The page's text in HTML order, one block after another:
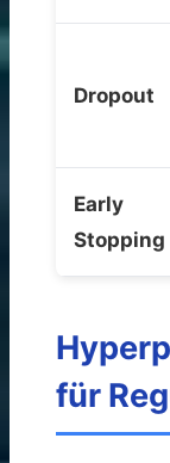
Dropout
Early
Stopping
für